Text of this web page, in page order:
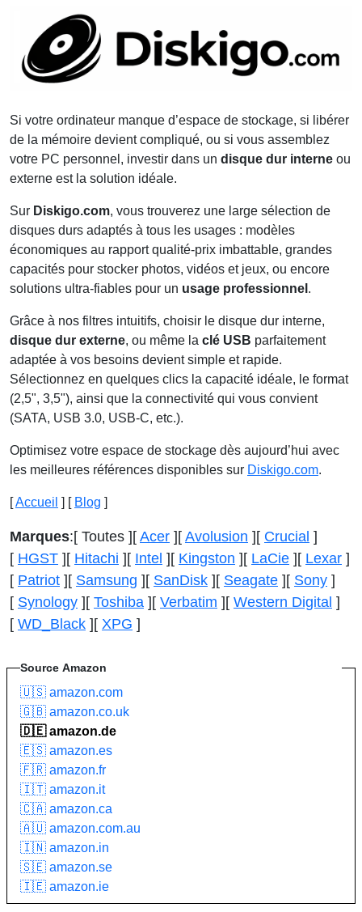
Si votre ordinateur manque d’espace de stockage, si libérer
de la mémoire devient compliqué, ou si vous assemblez
votre PC personnel, investir dans un disque dur interne ou
externe est la solution idéale.
Sur Diskigo.com, vous trouverez une large sélection de
disques durs adaptés à tous les usages : modèles
économiques au rapport qualité-prix imbattable, grandes
capacités pour stocker photos, vidéos et jeux, ou encore
solutions ultra-fiables pour un usage professionnel .
Grâce à nos filtres intuitifs, choisir le disque dur interne,
disque dur externe, ou même la clé USB parfaitement
adaptée à vos besoins devient simple et rapide.
Sélectionnez en quelques clics la capacité idéale, le format
(2,5", 3,5"), ainsi que la connectivité qui vous convient
(SATA, USB 3.0, USB-C, etc.).
Optimisez votre espace de stockage dès aujourd’hui avec
les meilleures références disponibles sur Diskigo.com.
[Accueil ] [ Blog ]
Marques:[ Toutes ][Acer ][Avolusion ][ Crucial ]
[ HGST ][ Hitachi ][ Intel ][ Kingston ][ LaCie ][ Lexar ]
[ Patriot ][ Samsung ][ SanDisk ][ Seagate ][ Sony ]
[ Synology ][ Toshiba ][ Verbatim ][ Western Digital ]
[ WD_Black ][ XPG ]
Source Amazon
🇺🇸 amazon.com
🇬🇧 amazon.co.uk
🇩🇪 amazon.de
🇪🇸 amazon.es
🇫🇷 amazon.fr
🇮🇹 amazon.it
🇨🇦 amazon.ca
🇦🇺 amazon.com.au
🇮🇳 amazon.in
🇸🇪 amazon.se
🇮🇪 amazon.ie